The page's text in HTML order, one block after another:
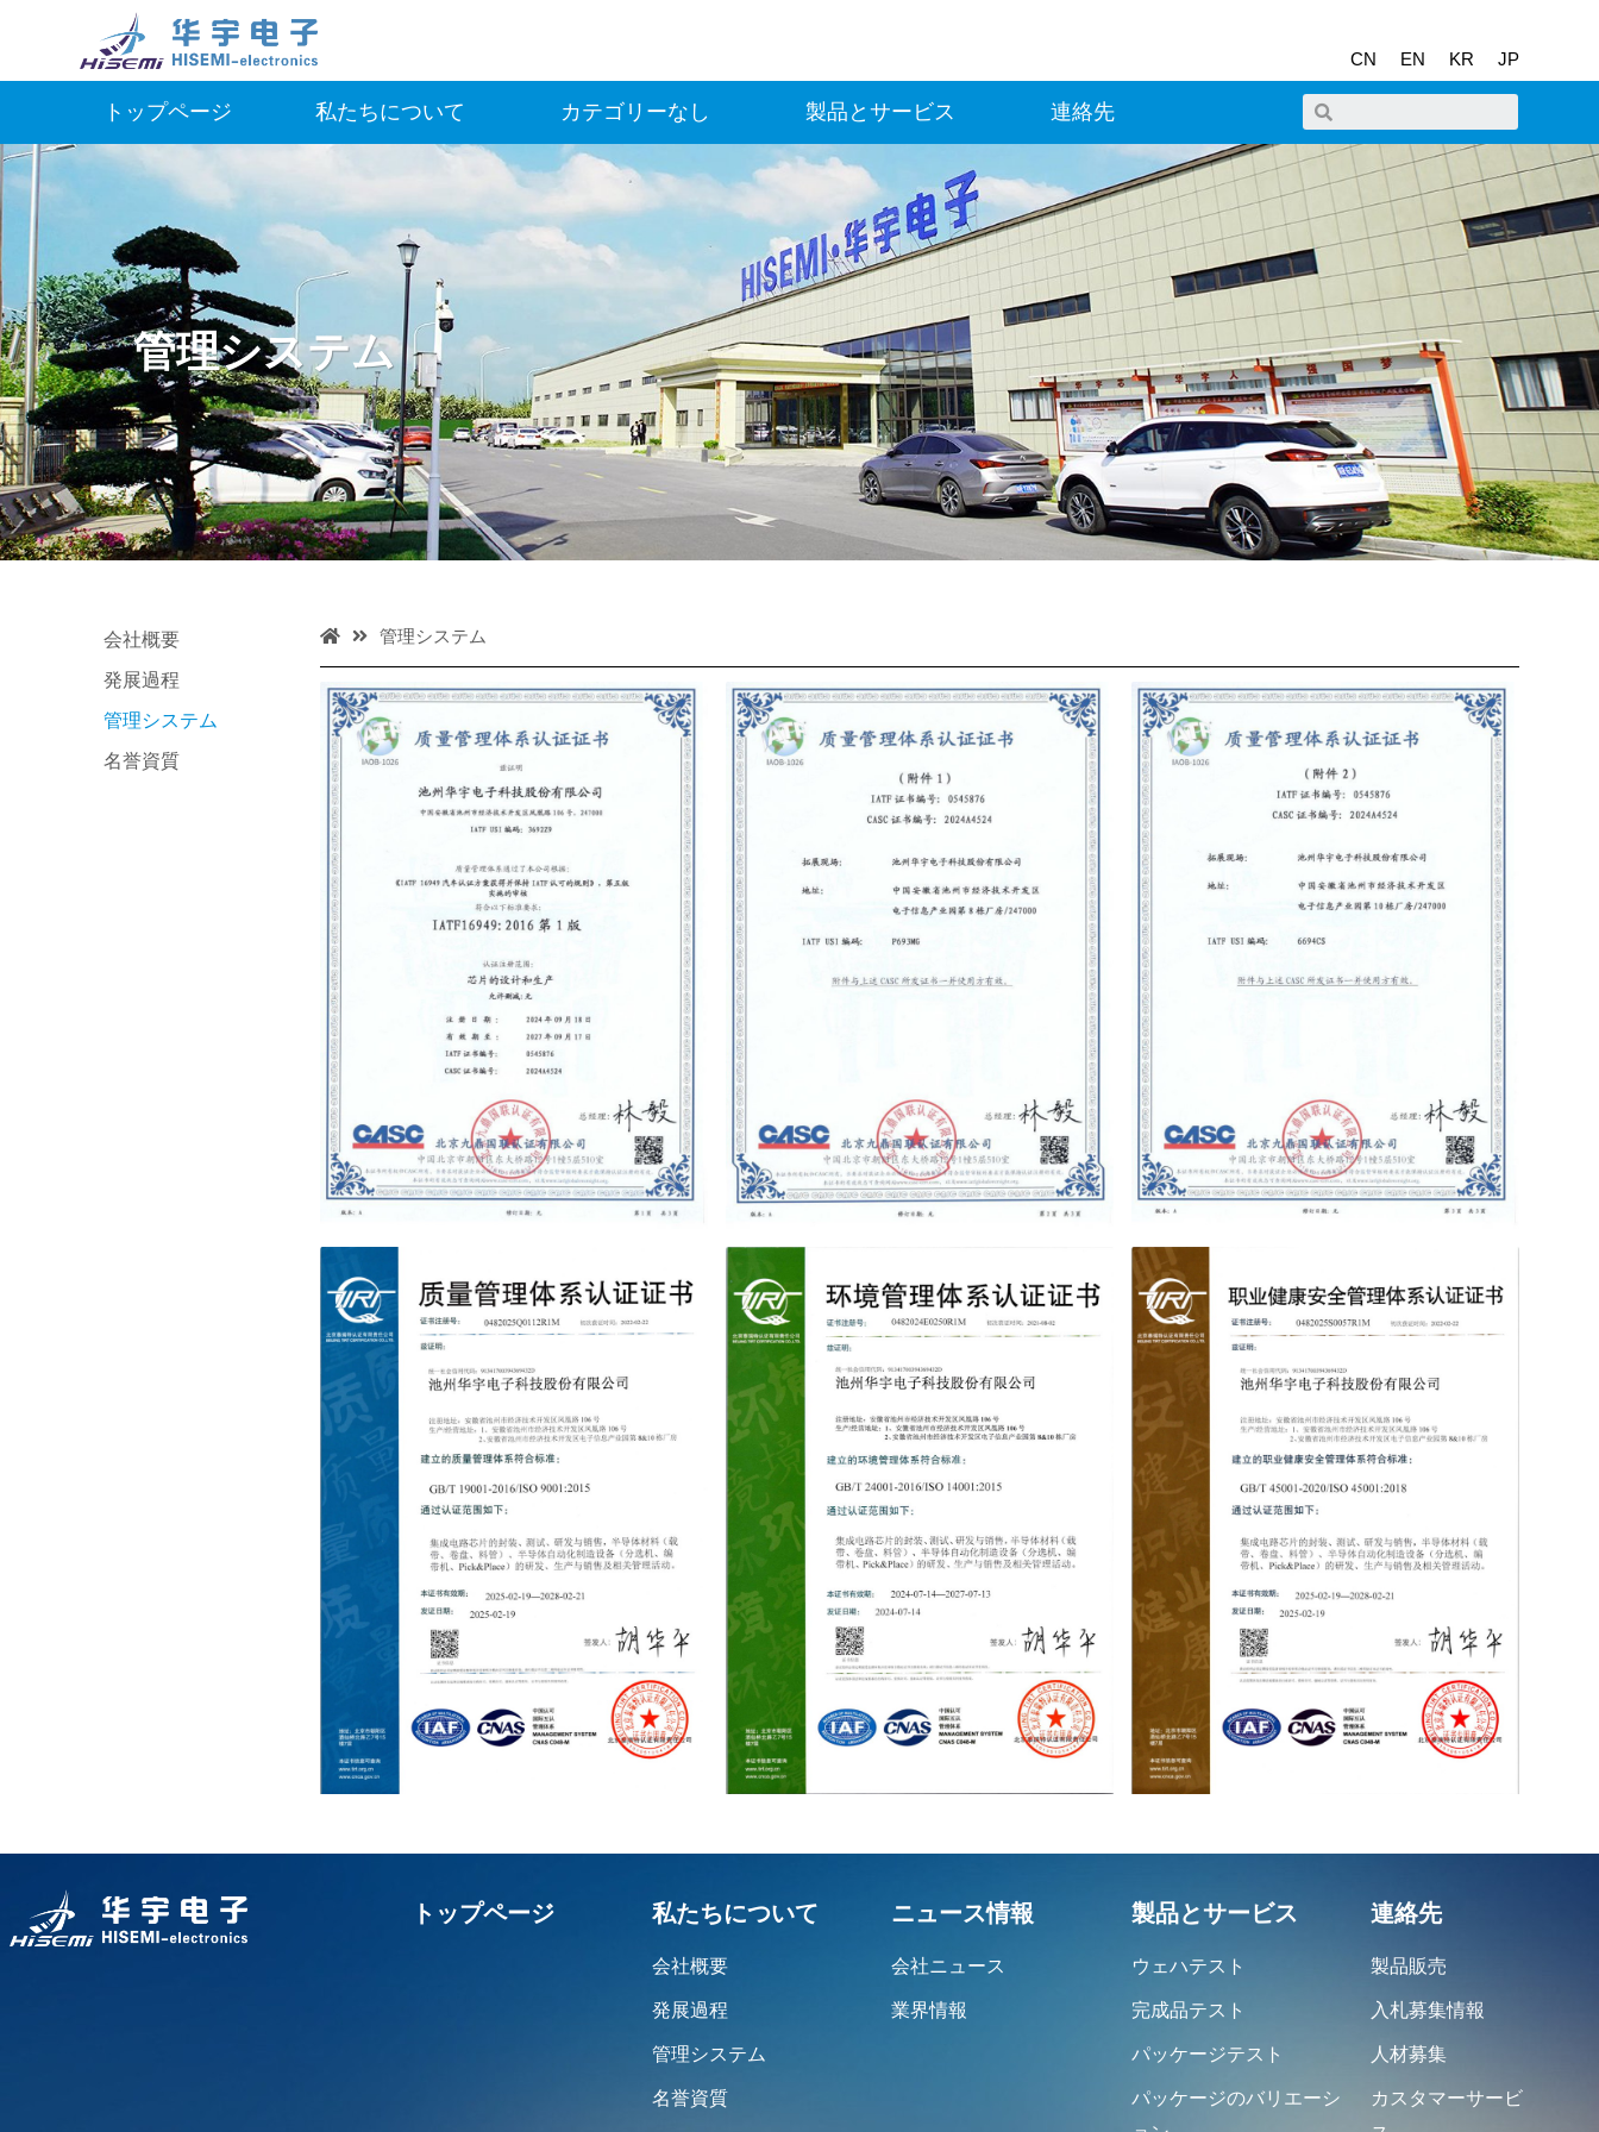
CN EN KR JP
トップページ 私たちについて カテゴリーなし 製品とサービス 連絡先
管理システム
会社概要
発展過程
管理システム
名誉資質
管理システム
トップページ 私たちについて
会社概要
発展過程
管理システム
名誉資質
ニュース情報
会社ニュース
業界情報
製品とサービス
ウェハテスト
完成品テスト
パッケージテスト
パッケージのバリエーシ
連絡先
製品販売
入札募集情報
人材募集
カスタマーサービ